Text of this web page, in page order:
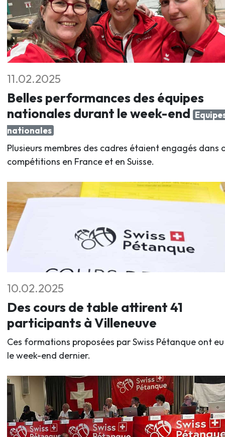
11.02.2025
Belles performances des équipes
nationales durant le week-end
nationales
Plusieurs membres des cadres étaient engagés dans
compétitions en France et en Suisse.
10.02.2025
Des cours de table attirent 41
participants à Villeneuve
Ces formations proposées par Swiss Pétanque ont
le week-end dernier.